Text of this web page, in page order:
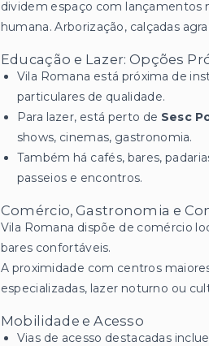
dividem espaço com lançamentos
humana. Arborização, calçadas
Educação e Lazer: Opções
Vila Romana está próxima de
particulares de qualidade.
Para lazer, está perto de Sesc
shows, cinemas, gastronomia.
Também há cafés, bares,
passeios e encontros.
Comércio, Gastronomia e
Vila Romana dispõe de comércio
bares confortáveis.
A proximidade com centros
especializadas, lazer noturno ou
Mobilidade e Acesso
Vias de acesso destacadas